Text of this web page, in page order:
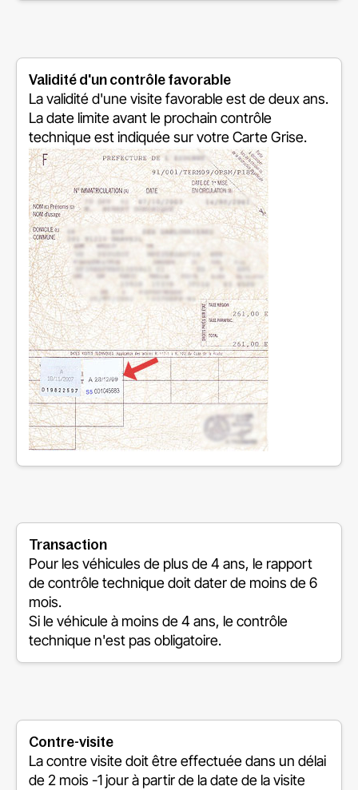
Validité d'un contrôle favorable
La validité d'une visite favorable est de deux ans.
La date limite avant le prochain contrôle
technique est indiquée sur votre Carte Grise.
Transaction
Pour les véhicules de plus de 4 ans, le rapport
de contrôle technique doit dater de moins de 6
mois.
Si le véhicule à moins de 4 ans, le contrôle
technique n'est pas obligatoire.
Contre-visite
La contre visite doit être effectuée dans un délai
de 2 mois -1 jourà partir de la date de la visite